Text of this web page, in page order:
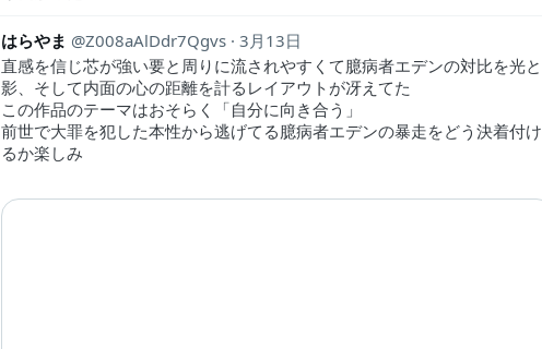
はらやま Z008aAlDdr7Qgvs
3月13日
直感を信じ芯が強い要と周りに流されやすくて臆病者エデンの対比を光と
影、そして内面の心の距離を計るレイアウトが冴えてた
この作品のテーマはおそらく「自分に向き合う」
前世で大罪を犯した本性から逃げてる臆病者エデンの暴走をどう決着付け
るか楽しみ